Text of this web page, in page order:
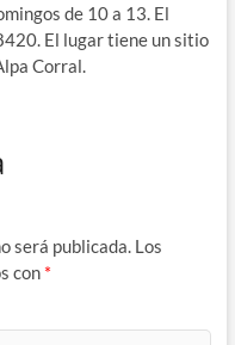
de 10 a 13. El
El lugar tiene un sitio
Corral.
será publicada. Los
con *